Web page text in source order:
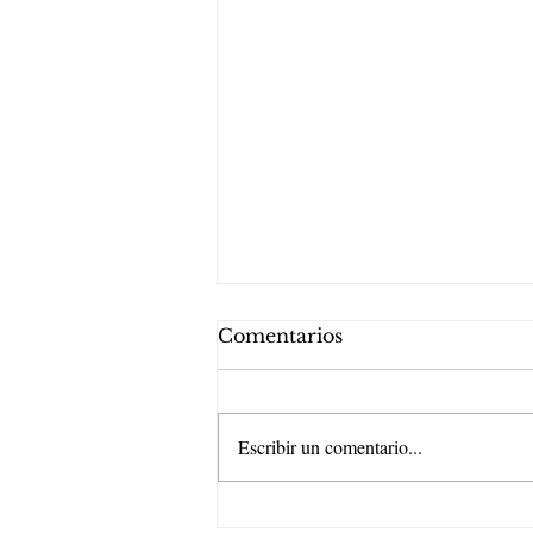
Comentarios
Escribir un comentario...